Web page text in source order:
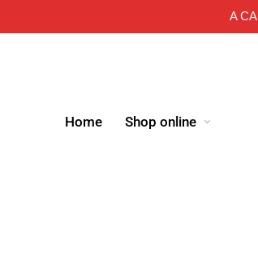
A
Home Shop online